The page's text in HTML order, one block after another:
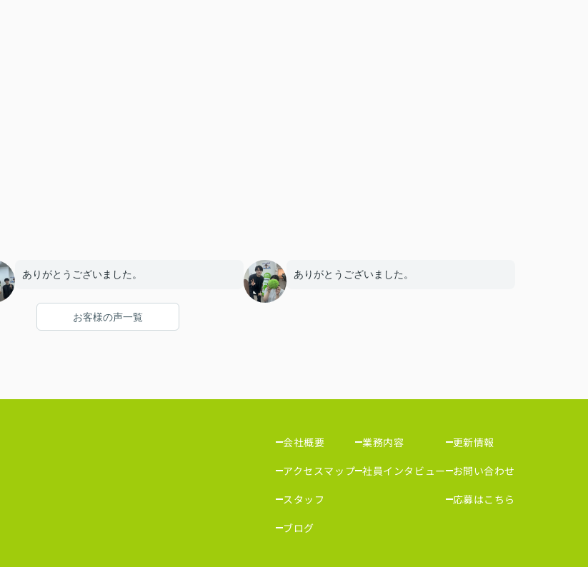
ありがとうございました。 ありがとうございました。
お客様の声一覧
会社概要
アクセスマップ
スタッフ
ブログ
業務内容
社員インタビュー
更新情報
お問い合わせ
応募はこちら